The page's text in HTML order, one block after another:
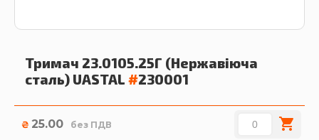
Тримач 23.0105.25Г (Нержавіюча
сталь) UASTAL #230001
₴ 25.00 без ПДВ